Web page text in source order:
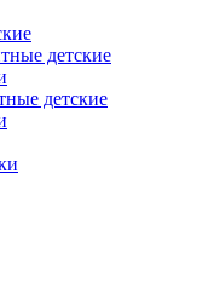
детские
детские